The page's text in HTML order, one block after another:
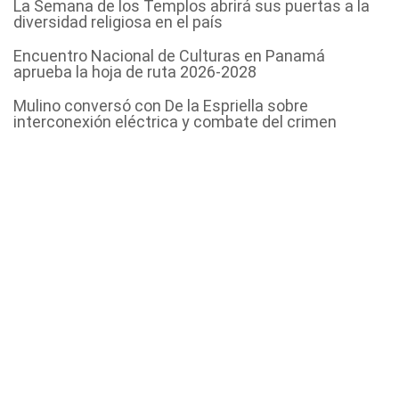
La Semana de los Templos abrirá sus puertas a la
diversidad religiosa en el país
Encuentro Nacional de Culturas en Panamá
aprueba la hoja de ruta 2026-2028
Mulino conversó con De la Espriella sobre
interconexión eléctrica y combate del crimen